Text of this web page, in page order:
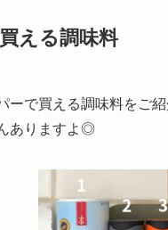
える調味料
で買える調味料をご紹
ありますよ◎